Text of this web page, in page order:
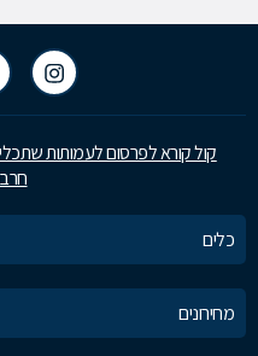
קול קורא לפרסום לעמותות
כלים
מחירונים